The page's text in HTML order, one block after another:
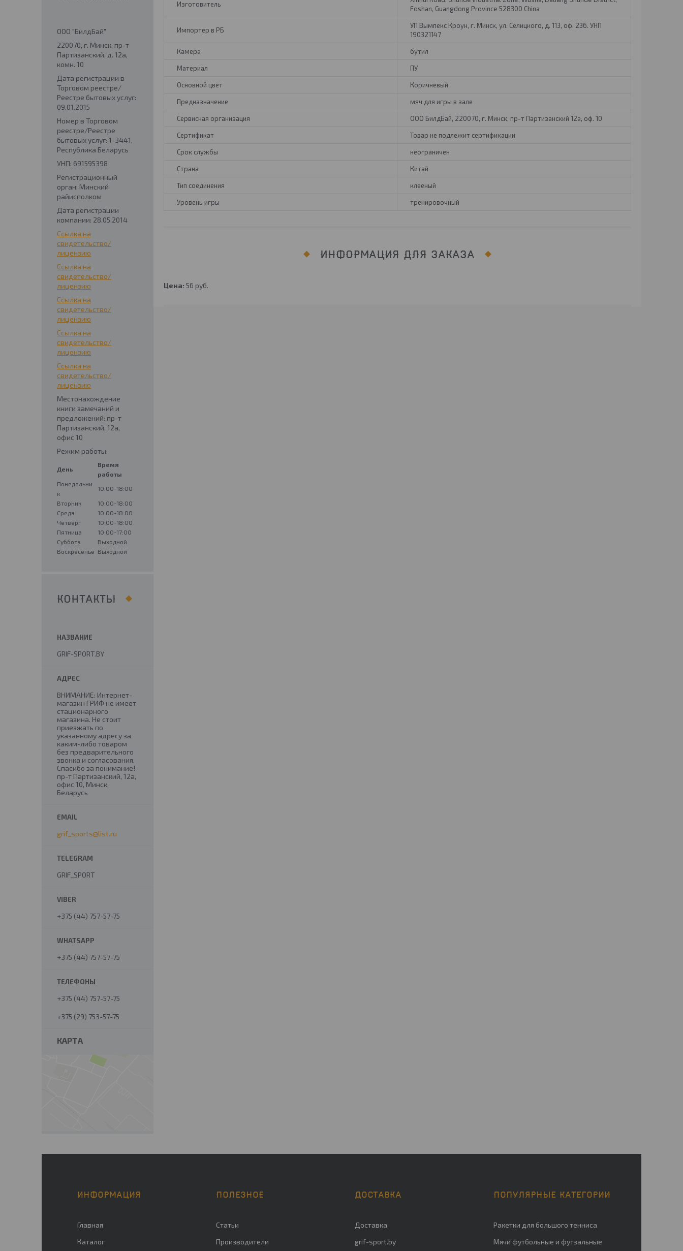
Изготовитель
Foshan, Guangdong Province 528300 China
Импортер в РБ
УП Вымпекс Кроун, г. Минск, ул. Селицкого, д. 113, оф. 236. УНП
190321147
Камера бутил
Материал ПУ
Основной цвет Коричневый
Предназначение мяч для игры в зале
Сервисная организация ООО БилдБай, 220070, г. Минск, пр-т Партизанский 12а, оф. 10
Сертификат Товар не подлежит сертификации
Срок службы неограничен
Страна Китай
Тип соединения клееный
Уровень игры тренировочный
ИНФОРМАЦИЯ ДЛЯ ЗАКАЗА
Цена: 56 руб.
ООО "БилдБай"
220070, г. Минск, пр-т
Партизанский, д. 12а,
комн. 10
Дата регистрации в
Торговом реестре/
Реестре бытовых услуг:
09.01.2015
Номер в Торговом
реестре/Реестре
бытовых услуг: 1-3441,
Республика Беларусь
УНП: 691595398
Регистрационный
орган: Минский
райисполком
Дата регистрации
компании: 28.05.2014
Ссылка на
свидетельство/
лицензию
Ссылка на
свидетельство/
лицензию
Ссылка на
свидетельство/
лицензию
Ссылка на
свидетельство/
лицензию
Ссылка на
свидетельство/
лицензию
Местонахождение
книги замечаний и
предложений: пр-т
Партизанский, 12а,
офис 10
Режим работы:
День
Время
работы
Понедельни
к
10:00-18:00
Вторник
10:00-18:00
Среда
10:00-18:00
Четверг
10:00-18:00
Пятница
10:00-17:00
Суббота
Выходной
Воскресенье Выходной
КОНТАКТЫ
GRIF-SPORT.BY
ВНИМАНИЕ: Интернет-
магазин ГРИФ не имеет
стационарного
магазина. Не стоит
приезжать по
указанному адресу за
каким-либо товаром
без предварительного
звонка и согласования.
Спасибо за понимание!
пр-т Партизанский, 12а,
офис 10, Минск,
Беларусь
grif_sports@list.ru
GRIF_SPORT
+375 (44) 757-57-75
+375 (44) 757-57-75
+375 (44) 757-57-75
+375 (29) 753-57-75
КАРТА
ИНФОРМАЦИЯ
Главная
Каталог
ПОЛЕЗНОЕ
Статьи
Производители
ДОСТАВКА
Доставка
grif-sport.by
ПОПУЛЯРНЫЕ КАТЕГОРИИ
Ракетки для большого тенниса
Мячи футбольные и футзальные